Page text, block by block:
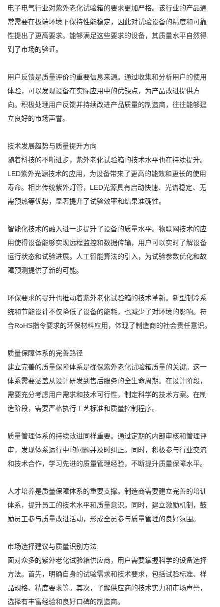
电子电气行业对紫外老化试验箱的要求更加严格。该行业的产品通
常需要在极端环境下保持性能稳定，因此对试验设备的精度和可靠
性提出了更高要求。能够满足这些要求的设备，其质量水平自然得
到了市场的验证。
用户反馈是质量评价的重要信息来源。通过收集和分析用户的使用
体验，可以发现设备在实际应用中的优缺点，为产品改进提供方
向。积极处理用户反馈并持续改进产品质量的制造商，往往能够建
立良好的市场声誉。
技术发展趋势与质量提升方向
随着科技的不断进步，紫外老化试验箱的技术水平也在持续提升。
LED紫外光源技术的应用，为设备带来了更高的能效和更长的使用
寿命。相比传统紫外灯管，LED光源具有启动快速、光谱稳定、无
需预热等优势，显著提升了试验效率和结果准确性。
智能化技术的融入进一步提升了设备的质量水平。物联网技术的应
用使得设备能够实现远程监控和数据传输，用户可以实时了解设备
运行状态和试验进展。人工智能算法的引入，为试验参数优化和故
障预测提供了新的可能。
环保要求的提升也推动着紫外老化试验箱的技术革新。新型制冷系
统和节能设计不仅降低了设备的能耗，也减少了对环境的影响。符
合RoHS指令要求的环保材料应用，体现了制造商的社会责任意识。
质量保障体系的完善路径
建立完善的质量保障体系是确保紫外老化试验箱质量的关键。这一
体系需要涵盖从设计研发到售后服务的全生命周期。在设计阶段，
需要充分考虑用户需求和技术可行性，制定科学的技术方案。在制
造阶段，需要严格执行工艺标准和质量控制程序。
质量管理体系的持续改进同样重要。通过定期的内部审核和管理评
审，发现体系运行中的问题并及时纠正。同时，积极参与行业交流
和技术合作，学习先进的质量管理经验，不断提升质量保障水平。
人才培养是质量保障体系的重要支撑。制造商需要建立完善的培训
体系，提升员工的技术水平和质量意识。同时，建立激励机制，鼓
励员工参与质量改进活动，形成全员参与质量管理的良好氛围。
市场选择建议与质量识别方法
面对众多的紫外老化试验箱供应商，用户需要掌握科学的设备选择
方法。首先，明确自身的试验需求和技术要求，包括试验标准、样
品规格、精度要求等。其次，了解供应商的技术实力和市场声誉，
选择有丰富经验和良好口碑的制造商。